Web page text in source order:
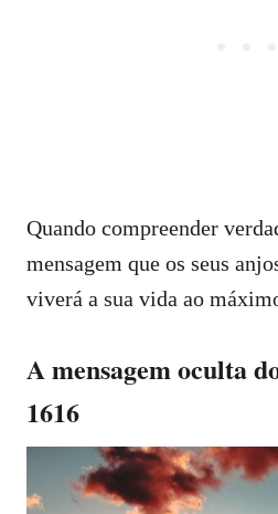
Quando compreender
mensagem que os seus
viverá a sua vida ao
A mensagem oculta
1616